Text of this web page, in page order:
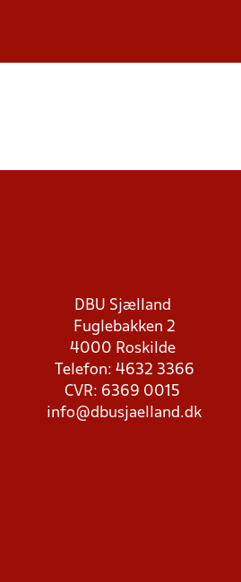
DBU Sjælland
Fuglebakken 2
4000 Roskilde
Telefon: 4632 3366
CVR: 6369 0015
info@dbusjaelland.dk